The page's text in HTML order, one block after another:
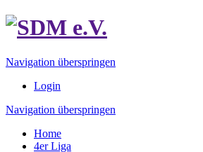
Navigation überspringen
Login
Navigation überspringen
Home
4er Liga